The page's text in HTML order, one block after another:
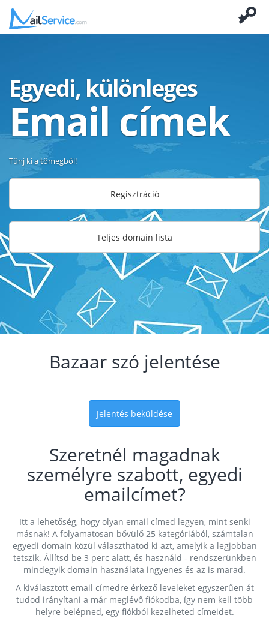
Egyedi, különleges
Email címek
Tűnj ki a tömegből!
Regisztráció
Teljes domain lista
Bazaar szó jelentése
Jelentés beküldése
Szeretnél magadnak
személyre szabott, egyedi
emailcímet?
Itt a lehetőség, hogy olyan email címed legyen, mint senki
másnak! A folyamatosan bővülő 25 kategóriából, számtalan
egyedi domain közül választhatod ki azt, amelyik a legjobban
tetszik. Állítsd be 3 perc alatt, és használd - rendszerünkben
mindegyik domain használata ingyenes és az is marad.
A kiválasztott email címedre érkező leveleket egyszerűen át
tudod irányítani a már meglévő fiókodba, így nem kell több
helyre belépned, egy fiókból kezelheted címeidet.